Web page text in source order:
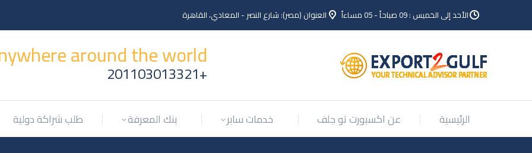
الأحد إلى الخميس : 09 صباحاً - 05 مساءاً العنوان (مصر): شارع النصر - المعادي، القاهرة
around the world
+201103013321
الرئيسية عن اكسبورت تو جلف خدمات سابر بنك المعرفة طلب شراكة دولية
الرئيسية عن اكسبورت تو جلف خدمات سابر